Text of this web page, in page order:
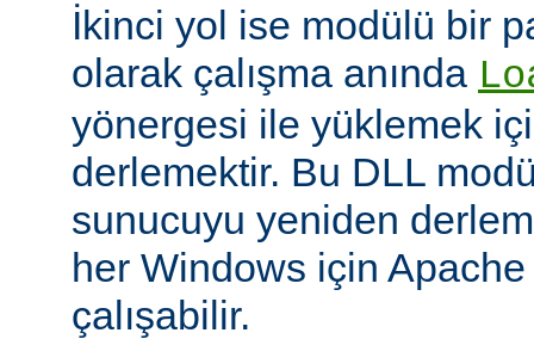
İkinci yol ise modülü bir
olarak çalışma anında
yönergesi ile yüklemek
derlemektir. Bu DLL
sunucuyu yeniden
her Windows için
çalışabilir.